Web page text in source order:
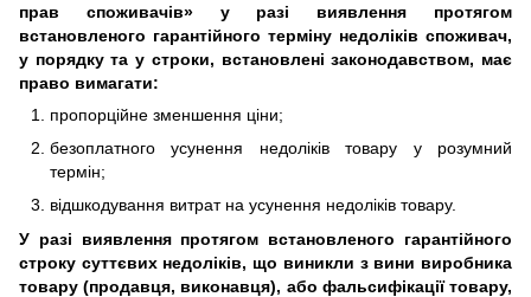
прав споживачів» у разі виявлення протягом
встановленого гарантійного терміну недоліків споживач,
у порядку та у строки, встановлені законодавством, має
право вимагати:
пропорційне зменшення ціни;
безоплатного усунення недоліків товару у розумний
термін;
відшкодування витрат на усунення недоліків товару.
У разі виявлення протягом встановленого гарантійного
строку суттєвих недоліків, що виникли з вини виробника
товару (продавця, виконавця), або фальсифікації товару,